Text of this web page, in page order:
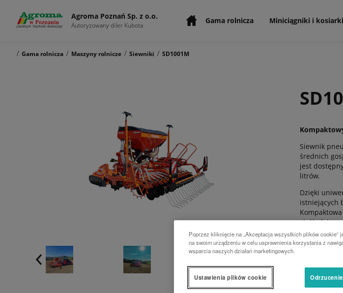
Agroma Poznań Sp. z o.o.
Autoryzowany diler Kubota Gama rolnicza Miniciągniki i
/ Gama rolnicza / Maszyny rolnicze / Siewniki / SD1001M
Siewnik
średnich
jest
litrów.
Dzięki
istniejących
ciężkości
Pokrywa
Można ją
żmijki
drobnych i
ręcznego
Poprzez kliknięcie na „Akceptacja wszystkich plików cookie”
na swoim urządzeniu w celu usprawnienia korzystania z
wsparcia naszych działań marketingowych.
Ustawienia plików cookie